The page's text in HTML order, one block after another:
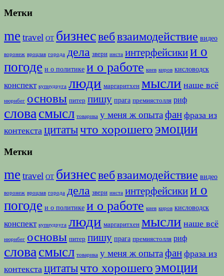
Метки
me travel ОТ бизнесвебвзаимодействие видео
воронеж вроцлав города дела звери инста интерфейсикии о
погоде и о политике и о работе киев киров кисловодск
конспект купиудруга люди маргаритхен мысли наше всё
нюрнбег основы питер пишу прага премиястолля риф
слова смысл товарика у меня ж опыта фан фраза из
контекста цитатычто хорошего эмоции
Метки
me travel ОТ бизнесвебвзаимодействие видео
воронеж вроцлав города дела звери инста интерфейсикии о
погоде и о политике и о работе киев киров кисловодск
конспект купиудруга люди маргаритхен мысли наше всё
нюрнбег основы питер пишу прага премиястолля риф
словасмысл товарика у меня ж опытафан фраза из
контекста цитатычто хорошего эмоции